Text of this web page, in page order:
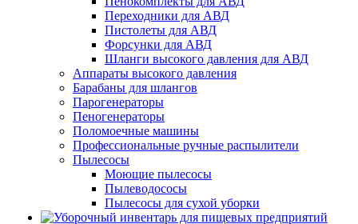
Переходники для АВД
Пистолеты для АВД
Форсунки для АВД
Шланги высокого давления для АВД
Аппараты высокого давления
Барабаны для шлангов
Парогенераторы
Пеногенераторы
Поломоечные машины
Профессиональные ручные распылители
Пылесосы
Моющие пылесосы
Пылеводососы
Пылесосы для сухой уборки